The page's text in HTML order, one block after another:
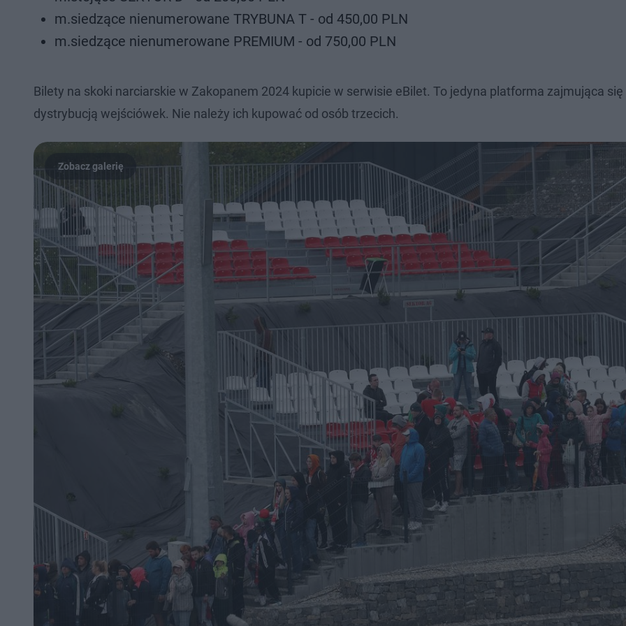
m.siedzące nienumerowane TRYBUNA T - od 450,00 PLN
m.siedzące nienumerowane PREMIUM - od 750,00 PLN
Bilety na skoki narciarskie w Zakopanem 2024 kupicie w serwisie eBilet. To jedyna platforma zajmująca się
dystrybucją wejściówek. Nie należy ich kupować od osób trzecich.